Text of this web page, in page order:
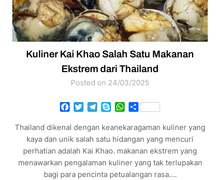
Kuliner Kai Khao Salah Satu Makanan
Ekstrem dari Thailand
Posted on 24/03/2025
Facebook
TwitterTelegram
SkypeWhatsApp
Share
Thailand dikenal dengan keanekaragaman kuliner yang
kaya dan unik salah satu hidangan yang mencuri
perhatian adalah Kai Khao. makanan ekstrem yang
menawarkan pengalaman kuliner yang tak terlupakan
bagi para pencinta petualangan rasa….